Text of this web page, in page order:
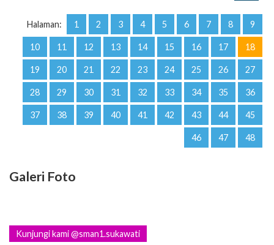
Halaman: 1 2 3 4 5 6 7 8 9
10 11 12 13 14 15 16 17 18
19 20 21 22 23 24 25 26 27
28 29 30 31 32 33 34 35 36
37 38 39 40 41 42 43 44 45
46 47 48
Galeri Foto
Kunjungi kami @sman1.sukawati